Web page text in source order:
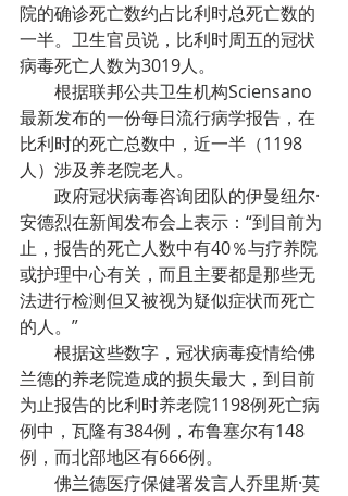
院的确诊死亡数约占比利时总死亡数的
一半。卫生官员说，比利时周五的冠状
病毒死亡人数为3019人。
根据联邦公共卫生机构Sciensano
最新发布的一份每日流行病学报告，在
比利时的死亡总数中，近一半（1198
人）涉及养老院老人。
政府冠状病毒咨询团队的伊曼纽尔·
安德烈在新闻发布会上表示：“到目前为
止，报告的死亡人数中有40％与疗养院
或护理中心有关，而且主要都是那些无
法进行检测但又被视为疑似症状而死亡
的人。”
根据这些数字，冠状病毒疫情给佛
兰德的养老院造成的损失最大，到目前
为止报告的比利时养老院1198例死亡病
例中，瓦隆有384例，布鲁塞尔有148
例，而北部地区有666例。
佛兰德医疗保健署发言人乔里斯·莫